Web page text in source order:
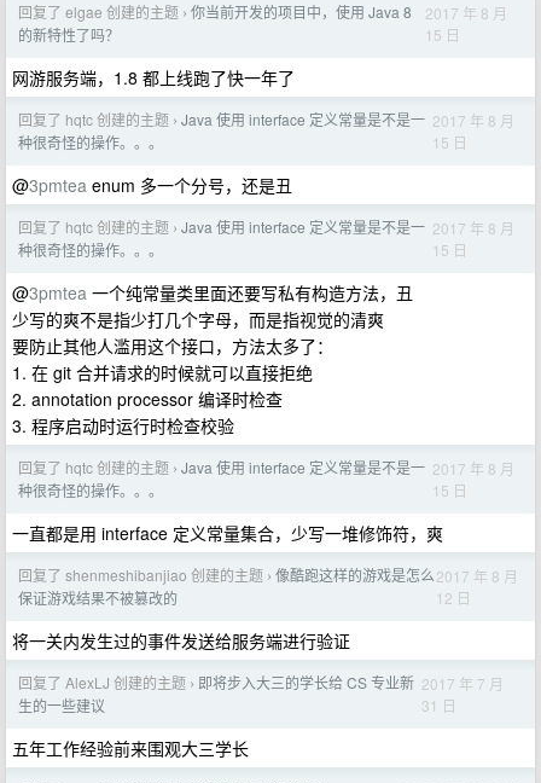
回复了 elgae 创建的主题 › 你当前开发的项目中，使用 Java 8
的新特性了吗？
2017 年 8 月
15 日
网游服务端，1.8 都上线跑了快一年了
回复了 hqtc 创建的主题 › Java 使用 interface 定义常量是不是一
种很奇怪的操作。。。
2017 年 8 月
15 日
@3pmtea enum 多一个分号，还是丑
回复了 hqtc 创建的主题 › Java 使用 interface 定义常量是不是一
种很奇怪的操作。。。
2017 年 8 月
15 日
@3pmtea 一个纯常量类里面还要写私有构造方法，丑
少写的爽不是指少打几个字母，而是指视觉的清爽
要防止其他人滥用这个接口，方法太多了：
1. 在 git 合并请求的时候就可以直接拒绝
2. annotation processor 编译时检查
3. 程序启动时运行时检查校验
回复了 hqtc 创建的主题 › Java 使用 interface 定义常量是不是一
种很奇怪的操作。。。
2017 年 8 月
15 日
一直都是用 interface 定义常量集合，少写一堆修饰符，爽
回复了 shenmeshibanjiao 创建的主题 › 像酷跑这样的游戏是怎么
保证游戏结果不被篡改的
2017 年 8 月
12 日
将一关内发生过的事件发送给服务端进行验证
回复了 AlexLJ 创建的主题 › 即将步入大三的学长给 CS 专业新
生的一些建议
2017 年 7 月
31 日
五年工作经验前来围观大三学长